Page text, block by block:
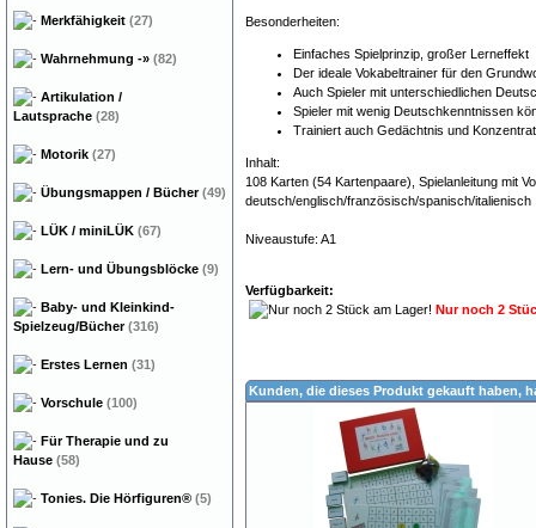
Besonderheiten:
Einfaches Spielprinzip, großer Lerneffekt
Der ideale Vokabeltrainer für den
Auch Spieler mit unterschiedlichen
Spieler mit wenig Deutschkenntnissen
Trainiert auch Gedächtnis und
Inhalt:
108 Karten (54 Kartenpaare), Spielanleitung mit
deutsch/englisch/französisch/spanisch/italienisch
Niveaustufe: A1
Verfügbarkeit:
Nur noch 2
Kunden, die dieses Produkt gekauft haben,
Merkfähigkeit (27)
Wahrnehmung -» (82)
Artikulation /
Lautsprache (28)
Motorik (27)
Übungsmappen / Bücher(49)
LÜK / miniLÜK (67)
Lern- und Übungsblöcke (9)
Baby- und Kleinkind-
Spielzeug/Bücher(316)
Erstes Lernen (31)
Vorschule (100)
Für Therapie und zu
Hause (58)
Tonies. Die Hörfiguren® (5)